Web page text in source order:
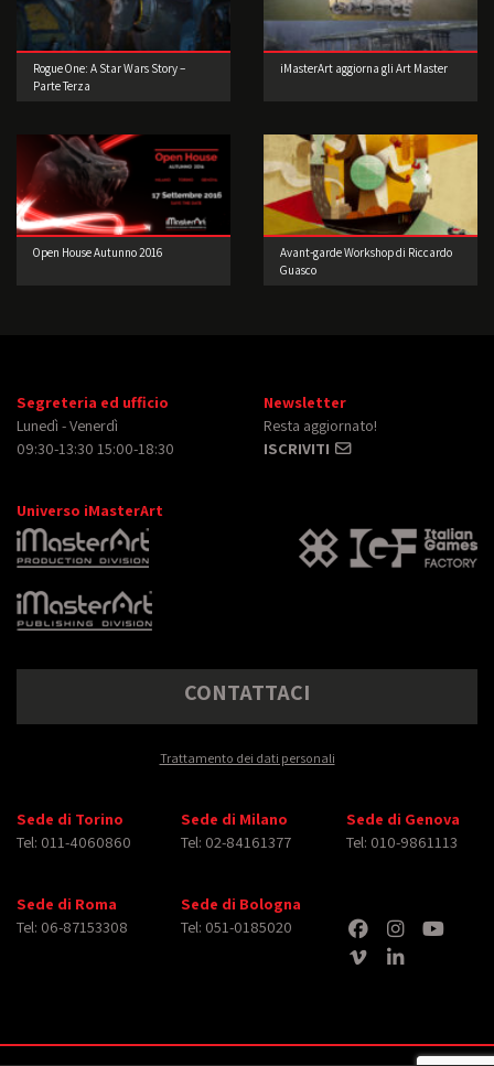
Rogue One: A Star Wars Story –
Parte Terza
iMasterArt aggiorna gli Art Master
Open House Autunno 2016
Avant-garde Workshop di Riccardo
Guasco
Segreteria ed ufficio
Lunedì - Venerdì
09:30-13:30 15:00-18:30
Newsletter
Resta aggiornato!
ISCRIVITI
Universo iMasterArt
CONTATTACI
Trattamento dei dati personali
Sede di Torino
Tel: 011-4060860
Sede di Milano
Tel: 02-84161377
Sede di Genova
Tel: 010-9861113
Sede di Roma
Tel: 06-87153308
Sede di Bologna
Tel: 051-0185020